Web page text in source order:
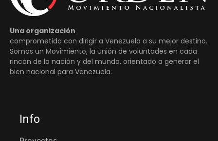
Una organización
comprometida con dirigir a Venezuela a su mejor destino.
Somos un Movimiento, la unión de voluntades en cada
rincón de la nación y del mundo, orientado a generar el
bien nacional para Venezuela.
Info